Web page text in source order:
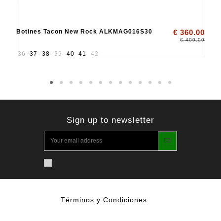
Botines Tacon New Rock ALKMAG016S30 € 360.00
€ 400.00
36 37 38 39 40 41 42
Sign up to newsletter
Términos y Condiciones